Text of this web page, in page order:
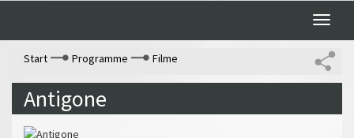
Toggle
Start
Programme Filme
Antigone